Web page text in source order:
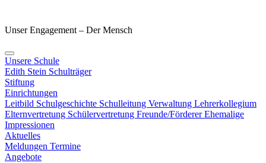
Unser Engagement – Der Mensch
Unsere Schule
Edith Stein Schulträger
Stiftung
Einrichtungen
Leitbild Schulgeschichte Schulleitung Verwaltung Lehrerkollegium
Elternvertretung Schülervertretung Freunde/FördererEhemalige
Impressionen
Aktuelles
Meldungen Termine
Angebote